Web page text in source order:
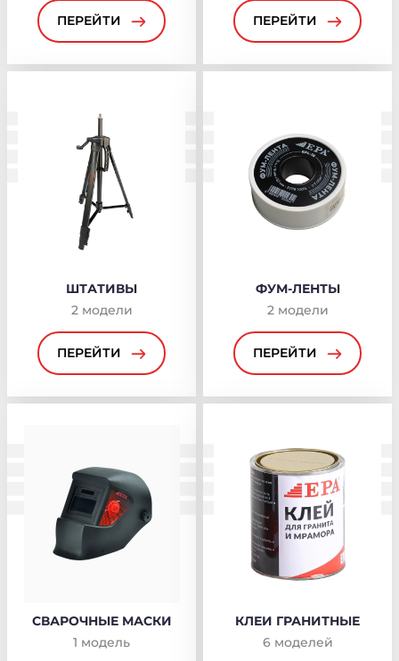
ПЕРЕЙТИ ПЕРЕЙТИ
ШТАТИВЫ
2 модели
ПЕРЕЙТИ
ФУМ-ЛЕНТЫ
2 модели
ПЕРЕЙТИ
СВАРОЧНЫЕ МАСКИ
1 модель
КЛЕИ ГРАНИТНЫЕ
6 моделей